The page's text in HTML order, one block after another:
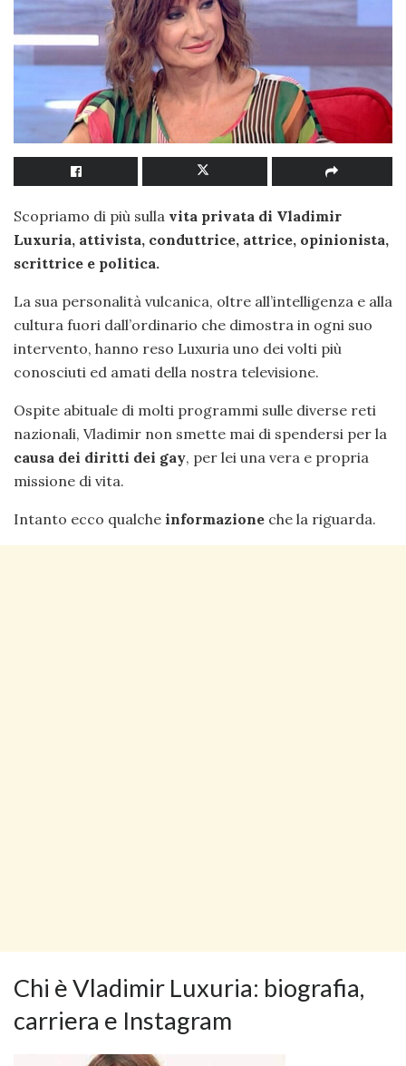
Scopriamo di più sulla vita privata di Vladimir
Luxuria, attivista, conduttrice, attrice, opinionista,
scrittrice e politica.
La sua personalità vulcanica, oltre all’intelligenza e alla
cultura fuori dall’ordinario che dimostra in ogni suo
intervento, hanno reso Luxuria uno dei volti più
conosciuti ed amati della nostra televisione.
Ospite abituale di molti programmi sulle diverse reti
nazionali, Vladimir non smette mai di spendersi per la
causa dei diritti dei gay, per lei una vera e propria
missione di vita.
Intanto ecco qualche informazione che la riguarda.
Chi è Vladimir Luxuria: biografia,
carriera e Instagram